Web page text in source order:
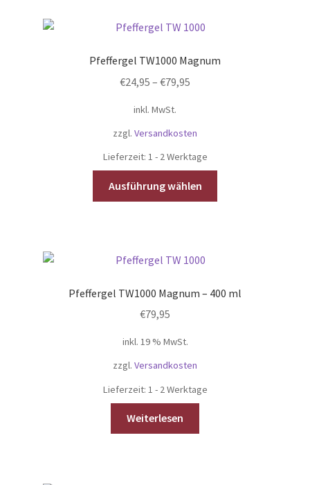
Pfeffergel TW1000 Magnum
€24,95 – €79,95
inkl. MwSt.
zzgl. Versandkosten
Lieferzeit: 1 - 2 Werktage
Ausführung wählen
Optionen
Pfeffergel TW1000 Magnum – 400 ml
€79,95
inkl. 19 % MwSt.
zzgl. Versandkosten
Lieferzeit: 1 - 2 Werktage
Weiterlesen